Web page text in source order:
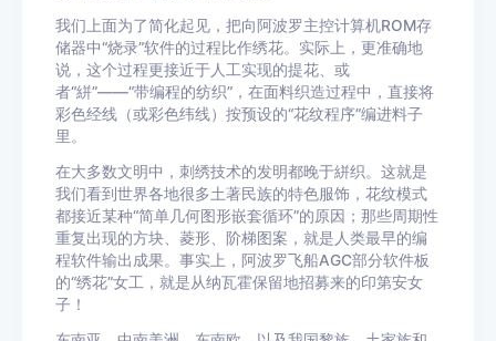
我们上面为了简化起见，把向阿波罗主控计算机ROM存
储器中“烧录”软件的过程比作绣花。实际上，更准确地
说，这个过程更接近于人工实现的提花、或
者“絣”——“带编程的纺织”，在面料织造过程中，直接将
彩色经线（或彩色纬线）按预设的“花纹程序”编进料子
里。
在大多数文明中，刺绣技术的发明都晚于絣织。这就是
我们看到世界各地很多土著民族的特色服饰，花纹模式
都接近某种“简单几何图形嵌套循环”的原因；那些周期性
重复出现的方块、菱形、阶梯图案，就是人类最早的编
程软件输出成果。事实上，阿波罗飞船AGC部分软件板
的“绣花”女工，就是从纳瓦霍保留地招募来的印第安女
子！